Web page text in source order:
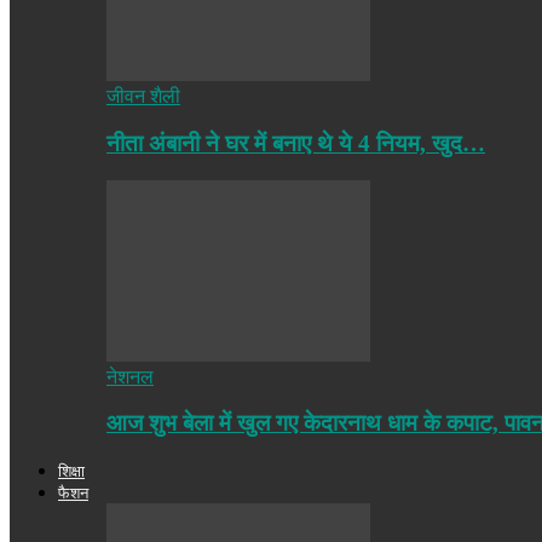
जीवन शैली
नीता अंबानी ने घर में बनाए थे ये 4 नियम, खुद…
नेशनल
आज शुभ बेला में खुल गए केदारनाथ धाम के कपाट,
शिक्षा
फैशन